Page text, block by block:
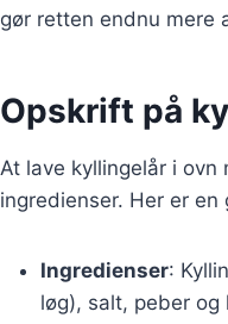
gør retten endnu mere
Opskrift på
At lave kyllingelår i
ingredienser. Her er
Ingredienser:
løg), salt, peber og